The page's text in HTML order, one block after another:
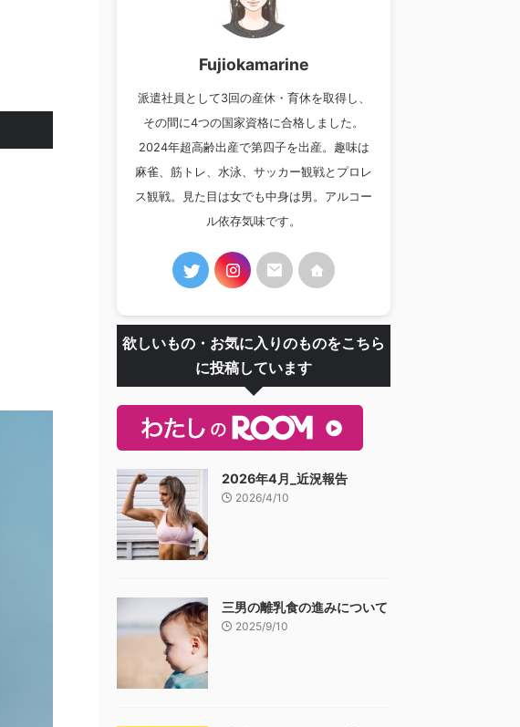
Fujiokamarine
派遣社員として3回の産休・育休を取得し、
その間に4つの国家資格に合格しました。
2024年超高齢出産で第四子を出産。趣味は
麻雀、筋トレ、水泳、サッカー観戦とプロレ
ス観戦。見た目は女でも中身は男。アルコー
ル依存気味です。
欲しいもの・お気に入りのものをこちら
に投稿しています
2026年4月_近況報告
2026/4/10
三男の離乳食の進みについて
2025/9/10